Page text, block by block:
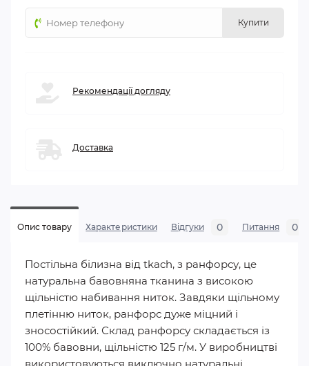
Купити
Рекомендації догляду
Доставка
Опис товару Характеристики Відгуки 0 Питання 0
Постільна білизна від tkach, з ранфорсу, це
натуральна бавовняна тканина з високою
щільністю набивання ниток. Завдяки щільному
плетінню ниток, ранфорс дуже міцний і
зносостійкий. Склад ранфорсу складається із
100% бавовни, щільністю 125 г/м. У виробництві